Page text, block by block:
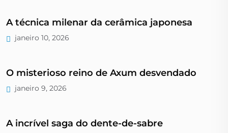
A técnica milenar da cerâmica japonesa
janeiro 10, 2026
O misterioso reino de Axum desvendado
janeiro 9, 2026
A incrível saga do dente-de-sabre